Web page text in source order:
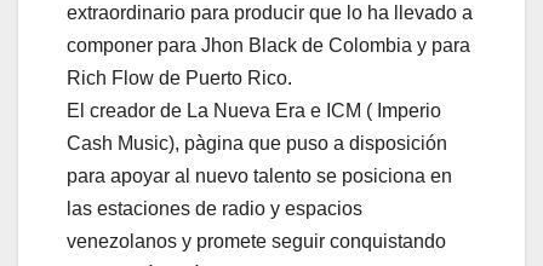
extraordinario para producir que lo ha llevado a
componer para Jhon Black de Colombia y para
Rich Flow de Puerto Rico.
El creador de La Nueva Era e ICM ( Imperio
Cash Music), pàgina que puso a disposición
para apoyar al nuevo talento se posiciona en
las estaciones de radio y espacios
venezolanos y promete seguir conquistando